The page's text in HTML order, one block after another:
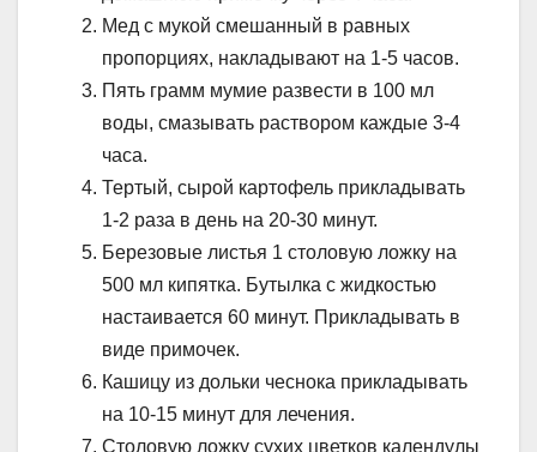
Мед с мукой смешанный в равных
пропорциях, накладывают на 1-5 часов.
Пять грамм мумие развести в 100 мл
воды, смазывать раствором каждые 3-4
часа.
Тертый, сырой картофель прикладывать
1-2 раза в день на 20-30 минут.
Березовые листья 1 столовую ложку на
500 мл кипятка. Бутылка с жидкостью
настаивается 60 минут. Прикладывать в
виде примочек.
Кашицу из дольки чеснока прикладывать
на 10-15 минут для лечения.
Столовую ложку сухих цветков календулы